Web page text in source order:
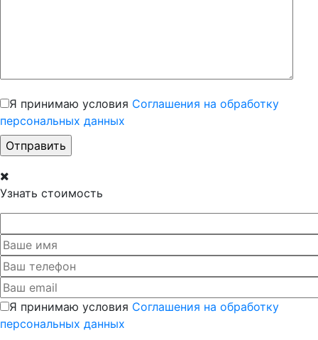
Я принимаю условия Соглашения на обработку
персональных данных
Узнать стоимость
Я принимаю условия Соглашения на обработку
персональных данных